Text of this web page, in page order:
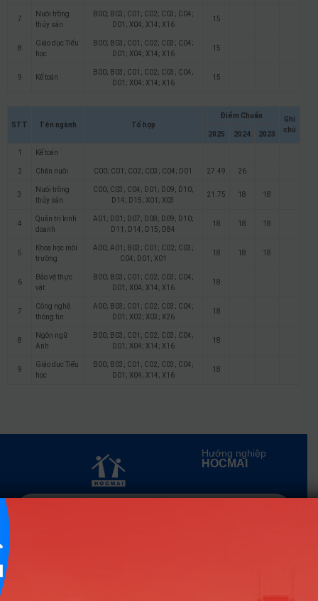
7
Nuôi trồng
thủy sản
B00; B03; C01; C02; C03; C04;
D01; X04; X14; X16
15
8
Giáo dục Tiểu
học
B00; B03; C01; C02; C03; C04;
D01; X04; X14; X16
15
9 Kế toán
B00; B03; C01; C02; C03; C04;
D01; X04; X14; X16
15
STT Tên ngành Tổ hợp
Điểm Chuẩn
Ghi
chú
2025 2024 2023
1 Kế toán
2 Chăn nuôi C00; C01; C02; C03; C04; D01 27.49 26
3
Nuôi trồng
thủy sản
C00; C03; C04; D01; D09; D10;
D14; D15; X01; X03
21.75 18 18
4
Quản trị kinh
doanh
A01; D01; D07; D08; D09; D10;
D11; D14; D15; D84
18 18 18
5
Khoa học môi
trường
A00; A01; B03; C01; C02; C03;
C04; D01; X01
18 18 18
6
Bảo vệ thực
vật
B00; B03; C01; C02; C03; C04;
D01; X04; X14; X16
18
7
Công nghệ
thông tin
A00; B03; C01; C02; C03; C04;
D01; X02; X03; X26
18
8
Ngôn ngữ
Anh
B00; B03; C01; C02; C03; C04;
D01; X04; X14; X16
18
9
Giáo dục Tiểu
học
B00; B03; C01; C02; C03; C04;
D01; X04; X14; X16
18
Hướng nghiệp
HOCMAI